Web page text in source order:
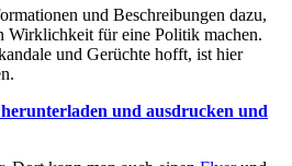
und Beschreibungen dazu,
Wirklichkeit für eine Politik machen.
und Gerüchte hofft, ist hier
und ausdrucken und